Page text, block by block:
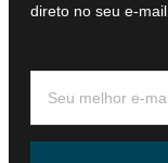
direto no seu e-mail.